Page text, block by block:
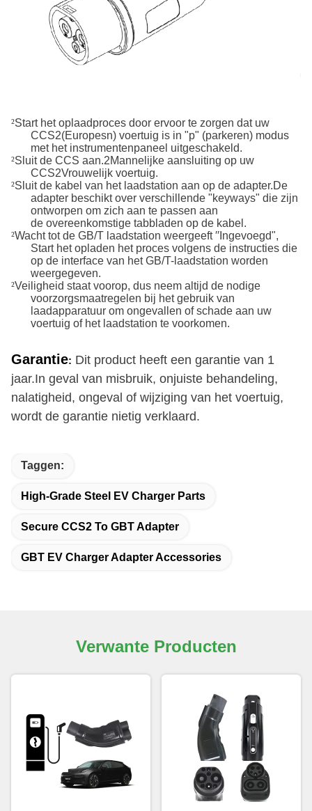
²Start het oplaadproces door ervoor te zorgen dat uw
CCS2(Europesn) voertuig is in "p" (parkeren) modus
met het instrumentenpaneel uitgeschakeld.
²Sluit de CCS aan.2Mannelijke aansluiting op uw
CCS2Vrouwelijk voertuig.
²Sluit de kabel van het laadstation aan op de adapter.De
adapter beschikt over verschillende "keyways" die zijn
ontworpen om zich aan te passen aan
de overeenkomstige tabbladen op de kabel.
²Wacht tot de GB/T laadstation weergeeft ′′Ingevoegd",
Start het opladen het proces volgens de instructies die
op de interface van het GB/T-laadstation worden
weergegeven.
²Veiligheid staat voorop, dus neem altijd de nodige
voorzorgsmaatregelen bij het gebruik van
laadapparatuur om ongevallen of schade aan uw
voertuig of het laadstation te voorkomen.
Garantie: Dit product heeft een garantie van 1
jaar.In geval van misbruik, onjuiste behandeling,
nalatigheid, ongeval of wijziging van het voertuig,
wordt de garantie nietig verklaard.
Taggen:
High-Grade Steel EV Charger Parts
Secure CCS2 To GBT Adapter
GBT EV Charger Adapter Accessories
Verwante Producten